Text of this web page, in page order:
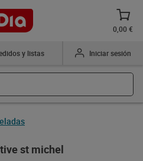
0,00 €
y listas Iniciar sesión
st michel